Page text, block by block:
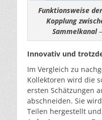
Funktionsweise
Kopplung
Sammelkanal
Innovativ und
Im Vergleich zu
Kollektoren wird die
ersten Schätzungen
abschneiden. Sie
Teilen hergestellt